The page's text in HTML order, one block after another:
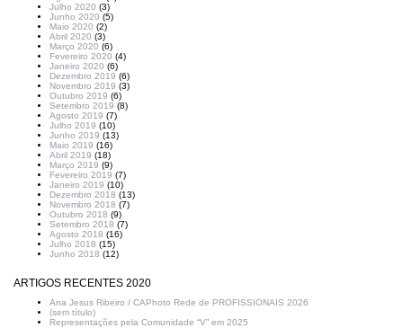
Julho 2020 (3)
Junho 2020 (5)
Maio 2020 (2)
Abril 2020 (3)
Março 2020 (6)
Fevereiro 2020 (4)
Janeiro 2020 (6)
Dezembro 2019 (6)
Novembro 2019 (3)
Outubro 2019 (6)
Setembro 2019 (8)
Agosto 2019 (7)
Julho 2019 (10)
Junho 2019 (13)
Maio 2019 (16)
Abril 2019 (18)
Março 2019 (9)
Fevereiro 2019 (7)
Janeiro 2019 (10)
Dezembro 2018 (13)
Novembro 2018 (7)
Outubro 2018 (9)
Setembro 2018 (7)
Agosto 2018 (16)
Julho 2018 (15)
Junho 2018 (12)
ARTIGOS RECENTES 2020
Ana Jesus Ribeiro / CAPhoto Rede de PROFISSIONAIS 2026
(sem título)
Representações pela Comunidade “V” em 2025